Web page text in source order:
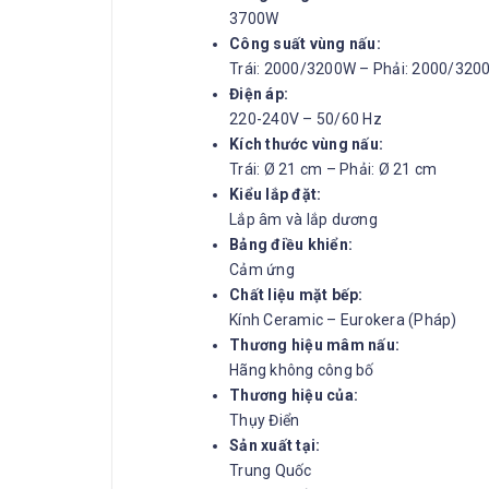
3700W
Công suất vùng nấu:
Trái: 2000/3200W – Phải: 2000/
Điện áp:
220-240V – 50/60 Hz
Kích thước vùng nấu:
Trái: Ø 21 cm – Phải: Ø 21 cm
Kiểu lắp đặt:
Lắp âm và lắp dương
Bảng điều khiển:
Cảm ứng
Chất liệu mặt bếp:
Kính Ceramic – Eurokera (Pháp)
Thương hiệu mâm nấu:
Hãng không công bố
Thương hiệu của:
Thụy Điển
Sản xuất tại:
Trung Quốc